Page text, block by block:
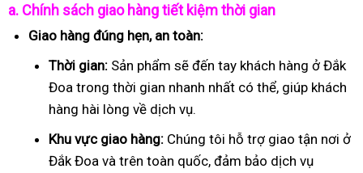
a. Chính sách giao hàng tiết kiệm thời gian
Giao hàng đúng hẹn, an toàn:
Thời gian: Sản phẩm sẽ đến tay khách hàng ở Đắk
Đoa trong thời gian nhanh nhất có thể, giúp khách
hàng hài lòng về dịch vụ.
Khu vực giao hàng: Chúng tôi hỗ trợ giao tận nơi ở
Đắk Đoa và trên toàn quốc, đảm bảo dịch vụ